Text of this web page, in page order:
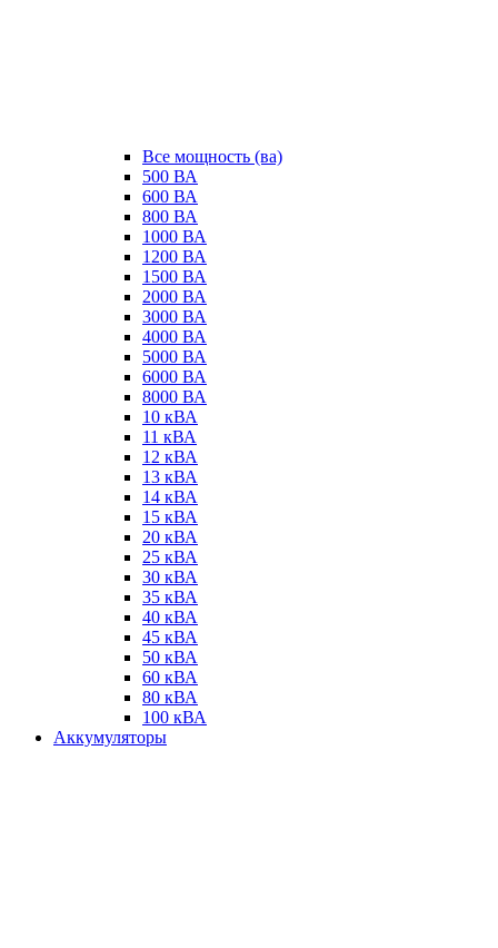
Все мощность (ва)
500 ВА
600 ВА
800 ВА
1000 ВА
1200 ВА
1500 ВА
2000 ВА
3000 ВА
4000 ВА
5000 ВА
6000 ВА
8000 ВА
10 кВА
11 кВА
12 кВА
13 кВА
14 кВА
15 кВА
20 кВА
25 кВА
30 кВА
35 кВА
40 кВА
45 кВА
50 кВА
60 кВА
80 кВА
100 кВА
Аккумуляторы